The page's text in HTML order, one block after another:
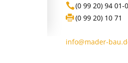
(0 99 20) 94 01-0
(0 99 20) 10 71
info@mader-